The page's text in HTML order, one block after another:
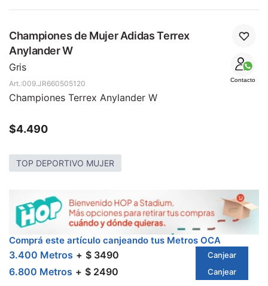
Championes de Mujer Adidas Terrex
Anylander W
Gris
Contacto
009.JR660505120
Championes Terrex Anylander W
$4.490
TOP DEPORTIVO MUJER
Comprá este artículo canjeando tus Metros OCA
3.400 Metros $ 3490 Canjear
6.800 Metros $ 2490 Canjear